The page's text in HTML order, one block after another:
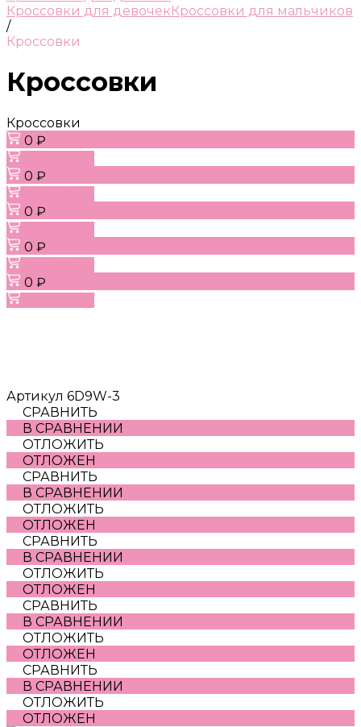
Кроссовки для девочекКроссовки для мальчиков
/
Кроссовки
Кроссовки
Кроссовки
0 ₽
0 ₽
0 ₽
0 ₽
0 ₽
Артикул 6D9W-3
СРАВНИТЬ
В СРАВНЕНИИ
ОТЛОЖИТЬ
ОТЛОЖЕН
СРАВНИТЬ
В СРАВНЕНИИ
ОТЛОЖИТЬ
ОТЛОЖЕН
СРАВНИТЬ
В СРАВНЕНИИ
ОТЛОЖИТЬ
ОТЛОЖЕН
СРАВНИТЬ
В СРАВНЕНИИ
ОТЛОЖИТЬ
ОТЛОЖЕН
СРАВНИТЬ
В СРАВНЕНИИ
ОТЛОЖИТЬ
ОТЛОЖЕН